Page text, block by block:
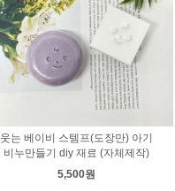
웃는 베이비 스템프(도장만) 아기
비누만들기 diy 재료 (자체제작)
5,500원